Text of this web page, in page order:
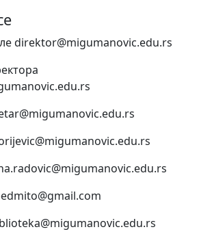
direktor@migumanovic.edu.rs